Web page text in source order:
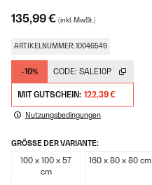
135,99 € (inkl. MwSt.)
ARTIKELNUMMER: 10046549
-10% CODE: SALE10P
MIT GUTSCHEIN: 122,39 €
Nutzungsbedingungen
GRÖSSE DER VARIANTE:
100 x 100 x 57
cm
160 x 80 x 80 cm